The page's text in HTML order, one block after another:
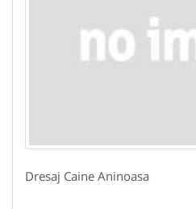
Dresaj Caine Aninoasa